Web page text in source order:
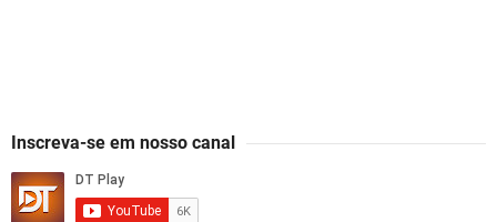
Inscreva-se em nosso canal